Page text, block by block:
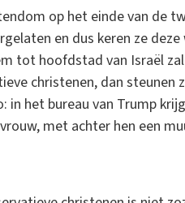
op het einde van de
en dus keren ze
tot hoofdstad van Israël
christenen, dan steunen
in het bureau van Trump
met achter hen een